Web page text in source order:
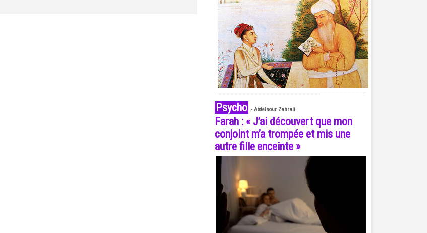
Psycho - Abdelnour Zahrali
Farah : « J’ai découvert que mon
conjoint m’a trompée et mis une
autre fille enceinte »